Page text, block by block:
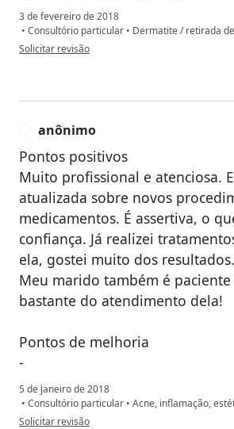
3 de fevereiro de 2018
• Consultório particular • Dermatite / retirada
na opinião do utilizador usuário
Solicitar revisão
anônimo
Pontos positivos
Muito profissional e atenciosa.
atualizada sobre novos
medicamentos. É assertiva, o
confiança. Já realizei
ela, gostei muito dos
Meu marido também é paciente
bastante do atendimento dela!
Pontos de melhoria
-
5 de janeiro de 2018
• Consultório particular • Acne, inflamação,
na opinião do utilizador anônimo
Solicitar revisão